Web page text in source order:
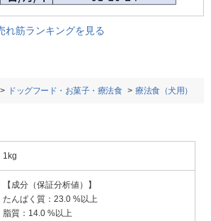
筋ランキングを見る
ドッグフード・お菓子・療法食 療法食（犬用）
1kg
【成分（保証分析値）】
たんぱく質：23.0 %以上
脂質：14.0 %以上